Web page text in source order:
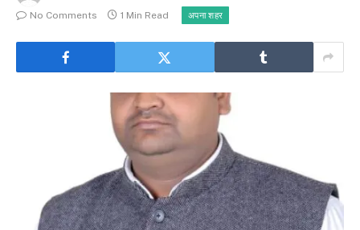
No Comments
1 Min Read अपना शहर